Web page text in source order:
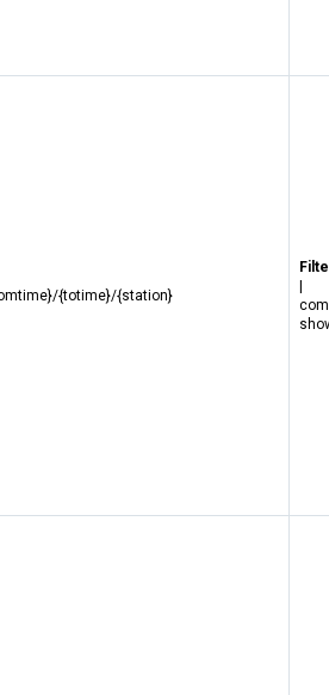
{totime}/{station}